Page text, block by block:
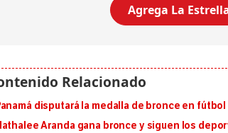
Agrega La
disputará la medalla de bronce en
Aranda gana bronce y siguen los